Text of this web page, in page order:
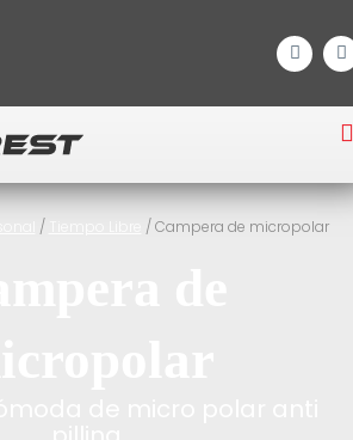
/ / Campera de micropolar